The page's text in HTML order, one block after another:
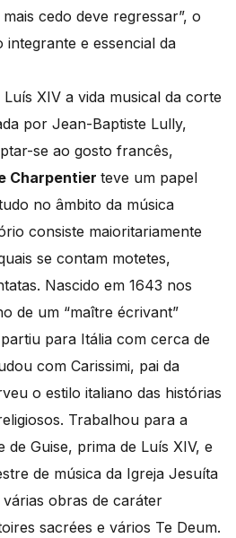
cedo deve regressar”, o
integrante e essencial da
XIV a vida musical da corte
por Jean-Baptiste Lully,
se ao gosto francês,
Charpentier teve um papel
no âmbito da música
consiste maioritariamente
se contam motetes,
Nascido em 1643 nos
de um “maître écrivant”
para Itália com cerca de
com Carissimi, pai da
o estilo italiano das histórias
Trabalhou para a
de Guise, prima de Luís XIV, e
de música da Igreja Jesuíta
obras de caráter
sacrées e vários Te Deum.